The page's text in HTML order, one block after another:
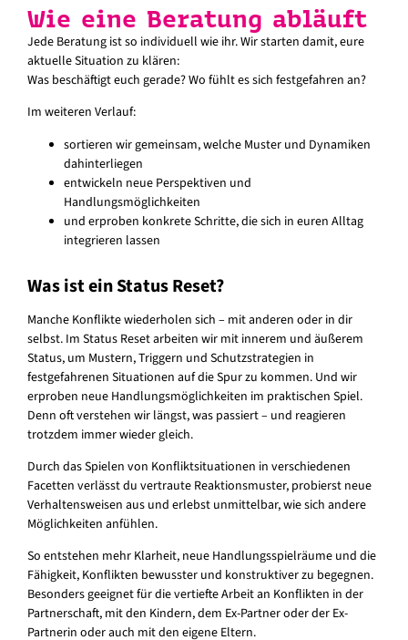
Wie eine Beratung abläuft
Jede Beratung ist so individuell wie ihr. Wir starten damit, eure
aktuelle Situation zu klären:
Was beschäftigt euch gerade? Wo fühlt es sich festgefahren an?
Im weiteren Verlauf:
sortieren wir gemeinsam, welche Muster und Dynamiken
dahinterliegen
entwickeln neue Perspektiven und
Handlungsmöglichkeiten
und erproben konkrete Schritte, die sich in euren Alltag
integrieren lassen
Was ist ein Status Reset?
Manche Konflikte wiederholen sich – mit anderen oder in dir
selbst. Im Status Reset arbeiten wir mit innerem und äußerem
Status, um Mustern, Triggern und Schutzstrategien in
festgefahrenen Situationen auf die Spur zu kommen. Und wir
erproben neue Handlungsmöglichkeiten im praktischen Spiel.
Denn oft verstehen wir längst, was passiert – und reagieren
trotzdem immer wieder gleich.
Durch das Spielen von Konfliktsituationen in verschiedenen
Facetten verlässt du vertraute Reaktionsmuster, probierst neue
Verhaltensweisen aus und erlebst unmittelbar, wie sich andere
Möglichkeiten anfühlen.
So entstehen mehr Klarheit, neue Handlungsspielräume und die
Fähigkeit, Konflikten bewusster und konstruktiver zu begegnen.
Besonders geeignet für die vertiefte Arbeit an Konflikten in der
Partnerschaft, mit den Kindern, dem Ex-Partner oder der Ex-
Partnerin oder auch mit den eigene Eltern.